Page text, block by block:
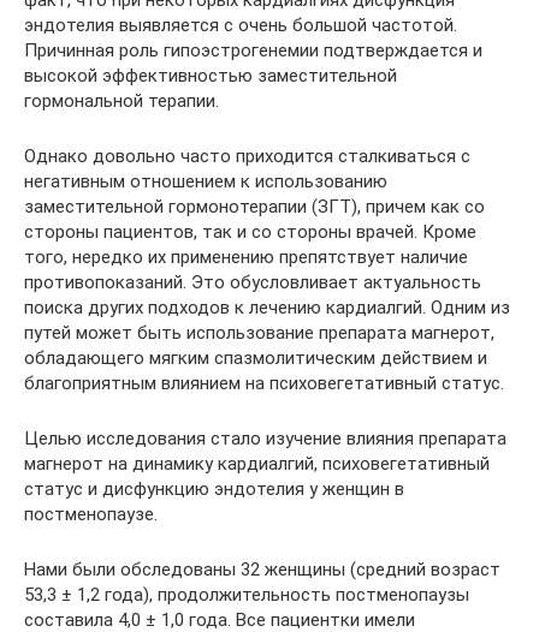
эндотелия выявляется с очень большой частотой.
Причинная роль гипоэстрогенемии подтверждается и
высокой эффективностью заместительной
гормональной терапии.
Однако довольно часто приходится сталкиваться с
негативным отношением к использованию
заместительной гормонотерапии (ЗГТ), причем как со
стороны пациентов, так и со стороны врачей. Кроме
того, нередко их применению препятствует наличие
противопоказаний. Это обусловливает актуальность
поиска других подходов к лечению кардиалгий. Одним из
путей может быть использование препарата магнерот,
обладающего мягким спазмолитическим действием и
благоприятным влиянием на психовегетативный статус.
Целью исследования стало изучение влияния препарата
магнерот на динамику кардиалгий, психовегетативный
статус и дисфункцию эндотелия у женщин в
постменопаузе.
Нами были обследованы 32 женщины (средний возраст
53,3 ± 1,2 года), продолжительность постменопаузы
составила 4,0 ± 1,0 года. Все пациентки имели